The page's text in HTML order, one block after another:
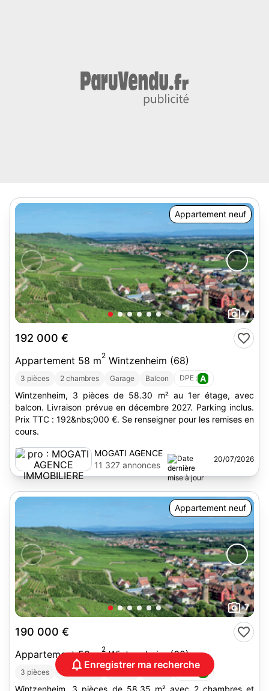
Appartement neuf
7
192 000 €
Appartement 58 m2 Wintzenheim (68)
3 pièces 2 chambres Garage Balcon DPE : A
Wintzenheim, 3 pièces de 58.30 m² au 1er étage, avec
balcon. Livraison prévue en décembre 2027. Parking inclus.
Prix TTC : 192&nbs;000 €. Se renseigner pour les remises en
cours.
MOGATI AGENCE
IMMOBILIERE
11 327 annonces
20/07/2026
Appartement neuf
7
190 000 €
Appartement 58 m2Wintzenheim (68)
3 pièces 2 chambres Garage
Wintzenheim, 3 pièces de 58,35 m² avec 2 chambres et
Enregistrer ma recherche